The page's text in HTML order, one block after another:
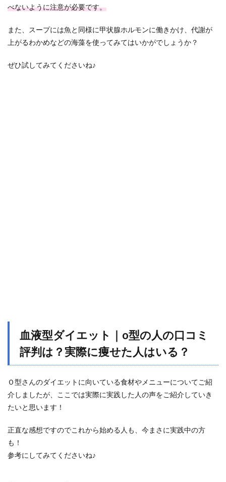
べないように注意が必要です。
また、スープには魚と同様に甲状腺ホルモンに働きかけ、代謝が
上がるわかめなどの海藻を使ってみてはいかがでしょうか？
ぜひ試してみてくださいね♪
血液型ダイエット｜o型の人の口コミ
評判は？実際に痩せた人はいる？
Ｏ型さんのダイエットに向いている食材やメニューについてご紹
介しましたが、ここでは実際に実践した人の声をご紹介していき
たいと思います！
正直な感想ですのでこれから始める人も、今まさに実践中の方
も！
参考にしてみてくださいね♪